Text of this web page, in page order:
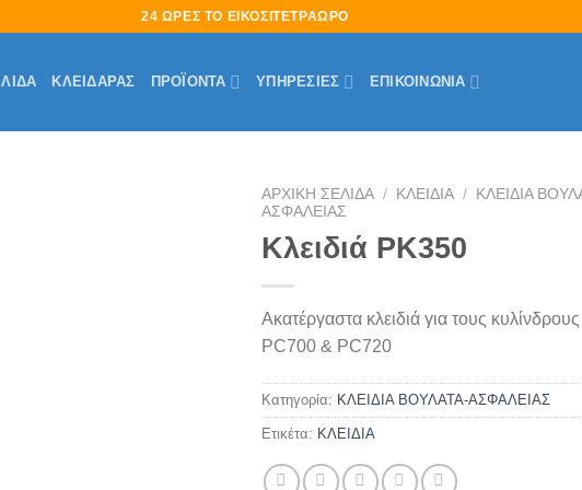
24 ΩΡΕΣ ΤΟ ΕΙΚΟΣΙΤΕΤΡΑΩΡΟ
ΚΛΕΙΔΑΡΑΣ ΠΡΟΪΟΝΤΑ ΥΠΗΡΕΣΙΕΣ ΕΠΙΚΟΙΝΩΝΙΑ
ΑΡΧΙΚΉ ΣΕΛΊΔΑ / ΚΛΕΙΔΙΑ /
ΚΛΕΙΔΙΑ
ΑΣΦΑΛΕΙΑΣ
Κλειδιά PK350
Ακατέργαστα κλειδιά για τους κυλίνδρους
PC700 & PC720
Κατηγορία: ΚΛΕΙΔΙΑ ΒΟΥΛΑΤΑ-ΑΣΦΑΛΕΙΑΣ
Ετικέτα: ΚΛΕΙΔΙΑ